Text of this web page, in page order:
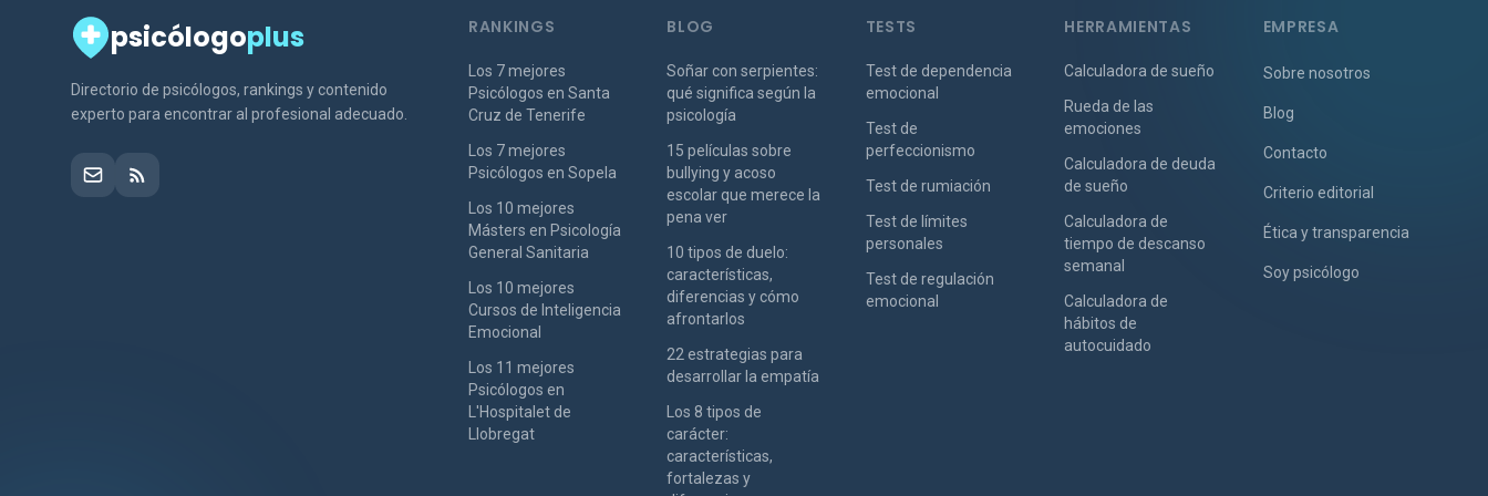
psicólogoplus
Directorio de psicólogos, rankings y contenido
experto para encontrar al profesional adecuado.
RANKINGS
Los 7 mejores
Psicólogos en Santa
Cruz de Tenerife
Los 7 mejores
Psicólogos en Sopela
Los 10 mejores
Másters en Psicología
General Sanitaria
Los 10 mejores
Cursos de Inteligencia
Emocional
Los 11 mejores
Psicólogos en
L'Hospitalet de
Llobregat
BLOG
Soñar con serpientes:
qué significa según la
psicología
15 películas sobre
bullying y acoso
escolar que merece la
pena ver
10 tipos de duelo:
características,
diferencias y cómo
afrontarlos
22 estrategias para
desarrollar la empatía
Los 8 tipos de
carácter:
características,
fortalezas y
TESTS
Test de dependencia
emocional
Test de
perfeccionismo
Test de rumiación
Test de límites
personales
Test de regulación
emocional
HERRAMIENTAS
Calculadora de sueño
Rueda de las
emociones
Calculadora de deuda
de sueño
Calculadora de
tiempo de descanso
semanal
Calculadora de
hábitos de
autocuidado
EMPRESA
Sobre nosotros
Blog
Contacto
Criterio editorial
Ética y transparencia
Soy psicólogo